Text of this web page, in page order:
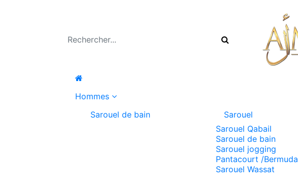
Hommes
Sarouel de bain
Sarouel
Sarouel Qabail
Sarouel de bain
Sarouel jogging
Pantacourt /Bermuda
Sarouel Wassat